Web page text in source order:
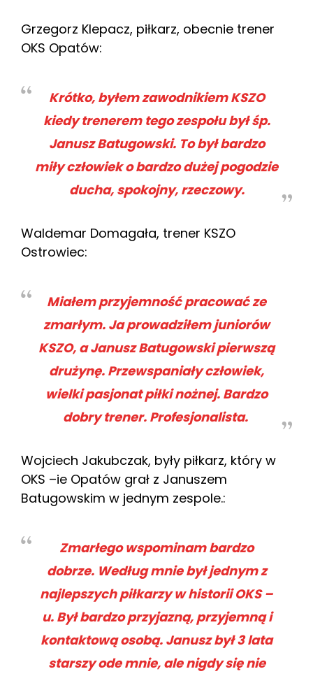
Grzegorz Klepacz, piłkarz, obecnie trener
OKS Opatów:
Krótko, byłem zawodnikiem KSZO
kiedy trenerem tego zespołu był śp.
Janusz Batugowski. To był bardzo
miły człowiek o bardzo dużej pogodzie
ducha, spokojny, rzeczowy.
Waldemar Domagała, trener KSZO
Ostrowiec:
Miałem przyjemność pracować ze
zmarłym. Ja prowadziłem juniorów
KSZO, a Janusz Batugowski pierwszą
drużynę. Przewspaniały człowiek,
wielki pasjonat piłki nożnej. Bardzo
dobry trener. Profesjonalista.
Wojciech Jakubczak, były piłkarz, który w
OKS –ie Opatów grał z Januszem
Batugowskim w jednym zespole.:
Zmarłego wspominam bardzo
dobrze. Według mnie był jednym z
najlepszych piłkarzy w historii OKS –
u. Był bardzo przyjazną, przyjemną i
kontaktową osobą. Janusz był 3 lata
starszy ode mnie, ale nigdy się nie